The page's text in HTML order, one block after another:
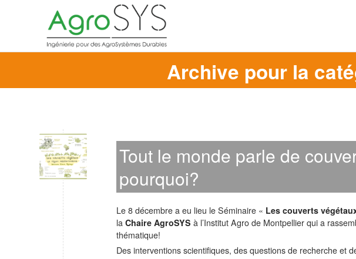
Archive pour la
Tout le monde parle de
pourquoi?
Le 8 décembre a eu lieu le Séminaire « Les couverts
la Chaire AgroSYS à l’Institut Agro de Montpellier qui a
thématique!
Des interventions scientifiques, des questions de recherche et